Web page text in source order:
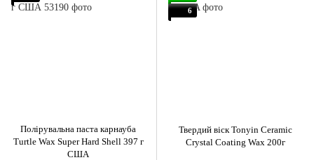
Полірувальна паста карнауба
Turtle Wax Super Hard Shell 397 г
США
6
Твердий віск Tonyin Ceramic
Crystal Coating Wax 200г